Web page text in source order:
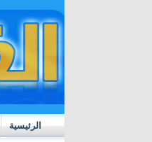
الرئيسية